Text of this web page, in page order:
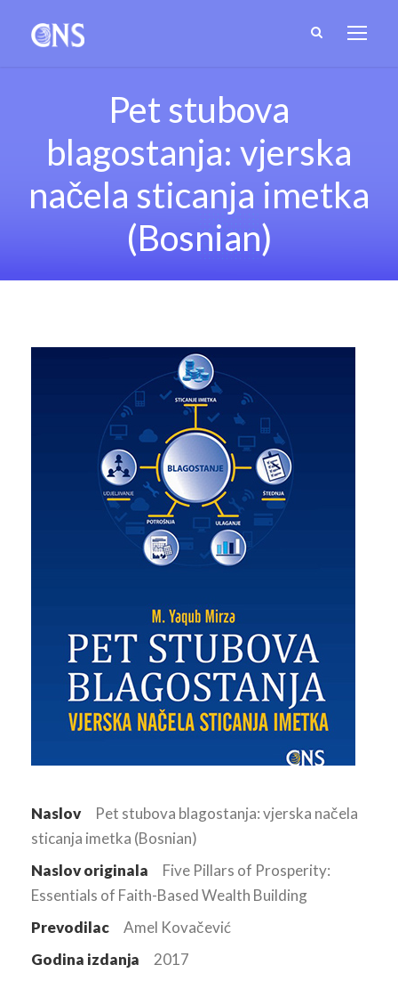
Pet stubova
blagostanja: vjerska
načela sticanja imetka
(Bosnian)
Naslov
Pet stubova blagostanja: vjerska načela
sticanja imetka (Bosnian)
Naslov originala
Five Pillars of Prosperity:
Essentials of Faith-Based Wealth Building
Prevodilac
Amel Kovačević
Godina izdanja
2017